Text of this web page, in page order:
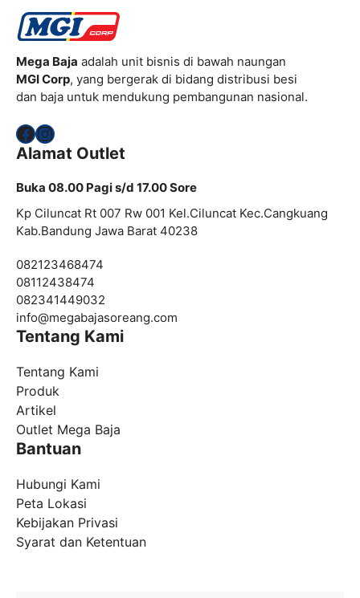
Mega Baja adalah unit bisnis di bawah naungan
MGI Corp, yang bergerak di bidang distribusi besi
dan baja untuk mendukung pembangunan nasional.
Facebook
Instagram
Alamat Outlet
Buka 08.00 Pagi s/d 17.00 Sore
Kp Ciluncat Rt 007 Rw 001 Kel.Ciluncat Kec.Cangkuang
Kab.Bandung Jawa Barat 40238
082123468474
08112438474
082341449032
info@megabajasoreang.com
Tentang Kami
Tentang Kami
Produk
Artikel
Outlet Mega Baja
Bantuan
Hubungi Kami
Peta Lokasi
Kebijakan Privasi
Syarat dan Ketentuan